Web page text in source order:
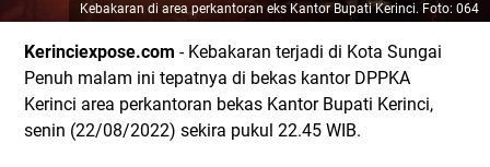
Kebakaran di area perkantoran eks Kantor Bupati Kerinci. Foto: 064
Kerinciexpose.com - Kebakaran terjadi di Kota Sungai
Penuh malam ini tepatnya di bekas kantor DPPKA
Kerinci area perkantoran bekas Kantor Bupati Kerinci,
senin (22/08/2022) sekira pukul 22.45 WIB.